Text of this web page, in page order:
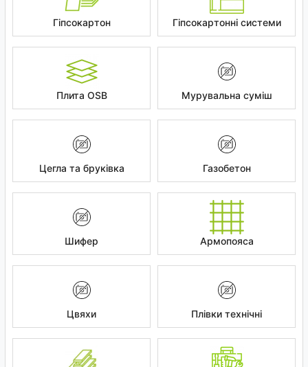
Гіпсокартон Гіпсокартонні системи
Плита OSB Мурувальна суміш
Цегла та бруківка Газобетон
Шифер Армопояса
Цвяхи Плівки технічні